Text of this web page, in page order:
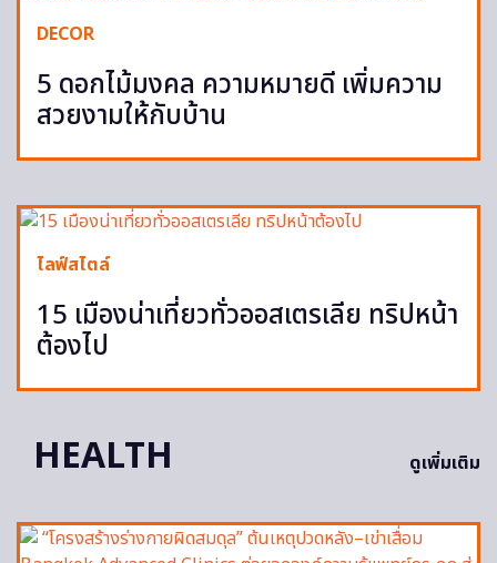
DECOR
5 ดอกไม้มงคล ความหมายดี เพิ่มความ
สวยงามให้กับบ้าน
ไลฟ์สไตล์
15 เมืองน่าเที่ยวทั่วออสเตรเลีย ทริปหน้า
ต้องไป
HEALTH ดูเพิ่มเติม